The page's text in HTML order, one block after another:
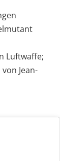
Luftwaffe;
Jean-